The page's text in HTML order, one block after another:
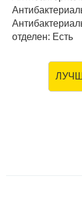
отделен: Есть